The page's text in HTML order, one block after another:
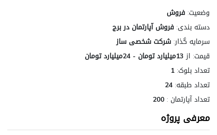
وضعیت: فروش
دسته بندی: فروش آپارتمان در برج
سرمایه گذار: شرکت شخصی ساز
قیمت: از13میلیارد تومان - 24میلیارد تومان
تعداد بلوک: 1
تعداد طبقه: 24
تعداد آپارتمان : 200
معرفی پروژه